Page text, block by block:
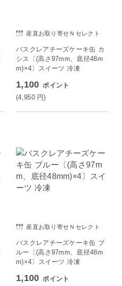
産直お取り寄せＮセレクト
バスクレアチーズケーキ缶 カ
シス〔(高さ97mm、底径48m
m)×4〕スイーツ 冷凍
1,100 ポイント
(4,950 円)
産直お取り寄せＮセレクト
バスクレアチーズケーキ缶 ブ
ルー〔(高さ97mm、底径48m
m)×4〕スイーツ 冷凍
1,100 ポイント